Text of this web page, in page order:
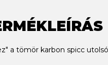
a tömör karbon spicc